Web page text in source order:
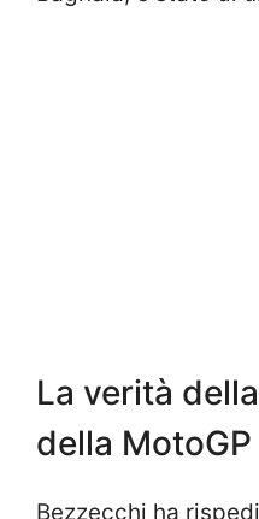
La verità
della MotoGP
Bezzecchi ha